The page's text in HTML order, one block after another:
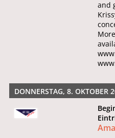
and
DONNERSTAG, 8. OKTOBER